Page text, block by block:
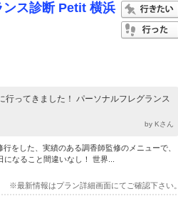
ス診断 Petit 横浜
ってきました！ パーソナルフレグランス
by Kさん
をした、実績のある調香師監修のメニューで、
なること間違いなし！ 世界...
※最新情報はプラン詳細画面にてご確認下さい。